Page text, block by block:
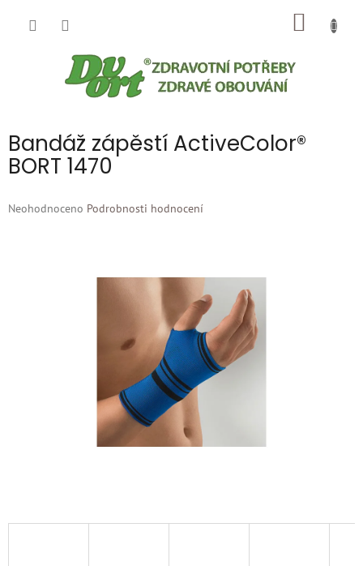
Bandáž zápěstí ActiveColor®
BORT 1470
Průměrné
Neohodnoceno Podrobnosti hodnocení